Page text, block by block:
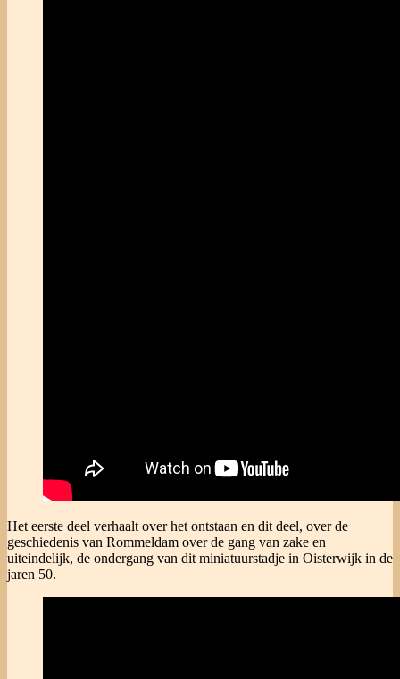
Het eerste deel verhaalt over het ontstaan en dit deel, over de
geschiedenis van Rommeldam over de gang van zake en
uiteindelijk, de ondergang van dit miniatuurstadje in Oisterwijk in de
jaren 50.